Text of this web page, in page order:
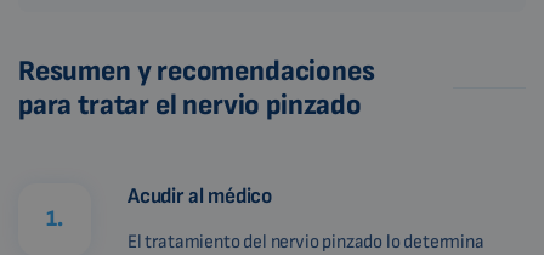
Resumen y recomendaciones
para tratar el nervio pinzado
1.
Acudir al médico
El tratamiento del nervio pinzado lo determina